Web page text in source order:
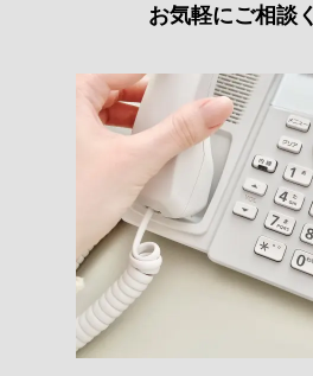
お気軽にご相談